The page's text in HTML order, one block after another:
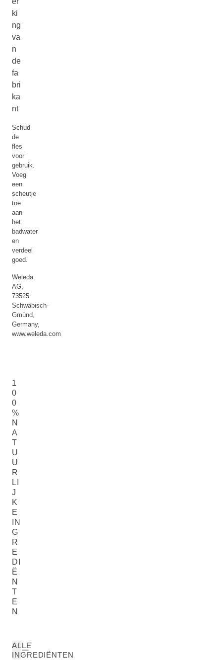
ki
ng
va
n
de
fa
bri
ka
nt
Schud
de
fles
voor
gebruik.
Voeg
een
scheutje
toe
aan
het
badwater
en
verdeel
goed.
Weleda
AG,
73525
Schwäbisch-
Gmünd,
Germany,
www.weleda.com
1
0
0
%
N
A
T
U
U
R
LI
J
K
E
IN
G
R
E
DI
Ë
N
T
E
N
ALLE
INGREDIËNTEN